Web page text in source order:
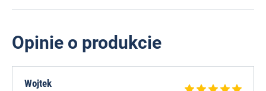
Opinie o produkcie
Wojtek